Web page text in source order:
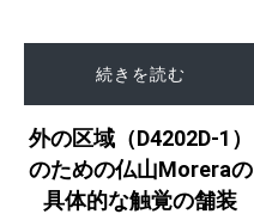
続きを読む
外の区域（D4202D-1）
のための仏山Moreraの
具体的な触覚の舗装